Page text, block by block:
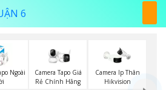
6
Ngoài
Camera Tapo Giá
Rẻ Chính Hãng
Camera Ip Thân
Hikvision